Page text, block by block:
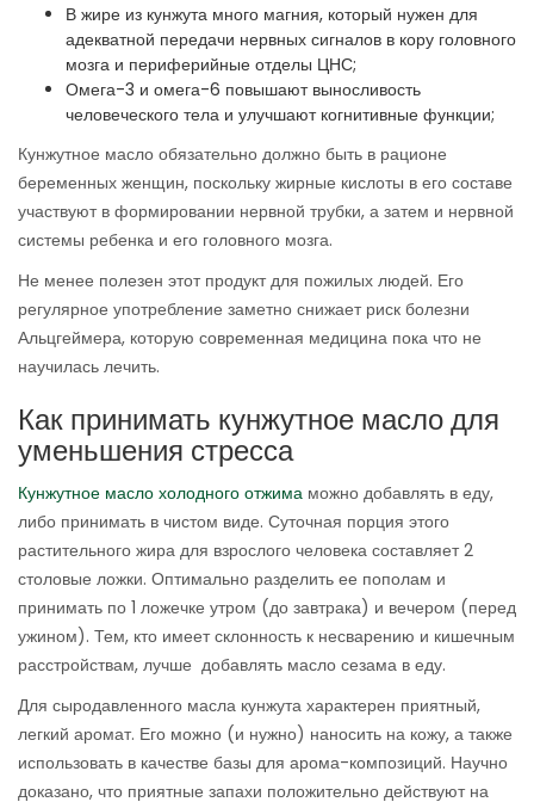
В жире из кунжута много магния, который нужен для
адекватной передачи нервных сигналов в кору головного
мозга и периферийные отделы ЦНС;
Омега-3 и омега-6 повышают выносливость
человеческого тела и улучшают когнитивные функции;
Кунжутное масло обязательно должно быть в рационе
беременных женщин, поскольку жирные кислоты в его составе
участвуют в формировании нервной трубки, а затем и нервной
системы ребенка и его головного мозга.
Не менее полезен этот продукт для пожилых людей. Его
регулярное употребление заметно снижает риск болезни
Альцгеймера, которую современная медицина пока что не
научилась лечить.
Как принимать кунжутное масло для
уменьшения стресса
Кунжутное масло холодного отжима можно добавлять в еду,
либо принимать в чистом виде. Суточная порция этого
растительного жира для взрослого человека составляет 2
столовые ложки. Оптимально разделить ее пополам и
принимать по 1 ложечке утром (до завтрака) и вечером (перед
ужином). Тем, кто имеет склонность к несварению и кишечным
расстройствам, лучше добавлять масло сезама в еду.
Для сыродавленного масла кунжута характерен приятный,
легкий аромат. Его можно (и нужно) наносить на кожу, а также
использовать в качестве базы для арома-композиций. Научно
доказано, что приятные запахи положительно действуют на